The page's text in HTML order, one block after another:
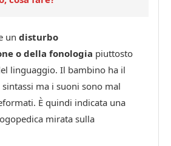
un disturbo
o della fonologia piuttosto
linguaggio. Il bambino ha il
ma i suoni sono mal
È quindi indicata una
mirata sulla